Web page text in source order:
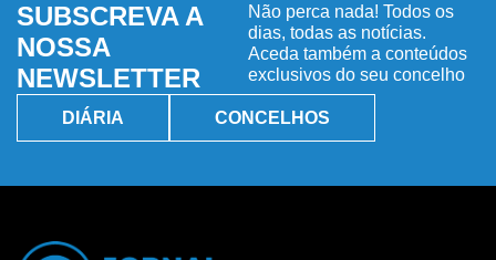
SUBSCREVA A
NOSSA
NEWSLETTER
Não perca nada! Todos os
dias, todas as notícias.
Aceda também a conteúdos
exclusivos do seu concelho
DIÁRIA CONCELHOS